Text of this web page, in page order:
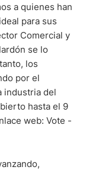
a quienes han
para sus
Comercial y
se lo
los
por el
industria del
hasta el 9
web: Vote -